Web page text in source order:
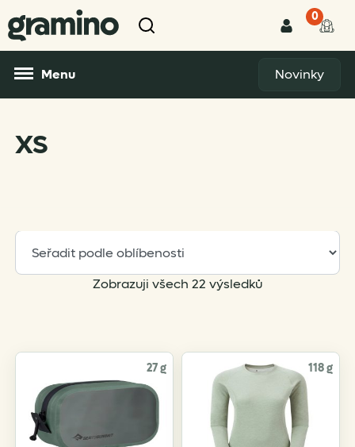
0
Menu Novinky
XS
Zobrazuji všech 22 výsledkůSorted
27 g 118 g